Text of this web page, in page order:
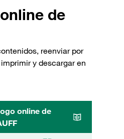
de
reenviar por
y descargar en
online de